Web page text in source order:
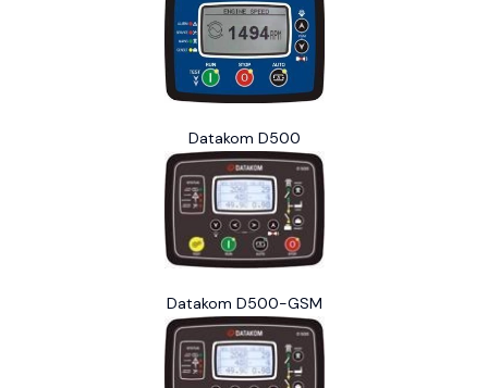
Datakom D500
Datakom D500-GSM